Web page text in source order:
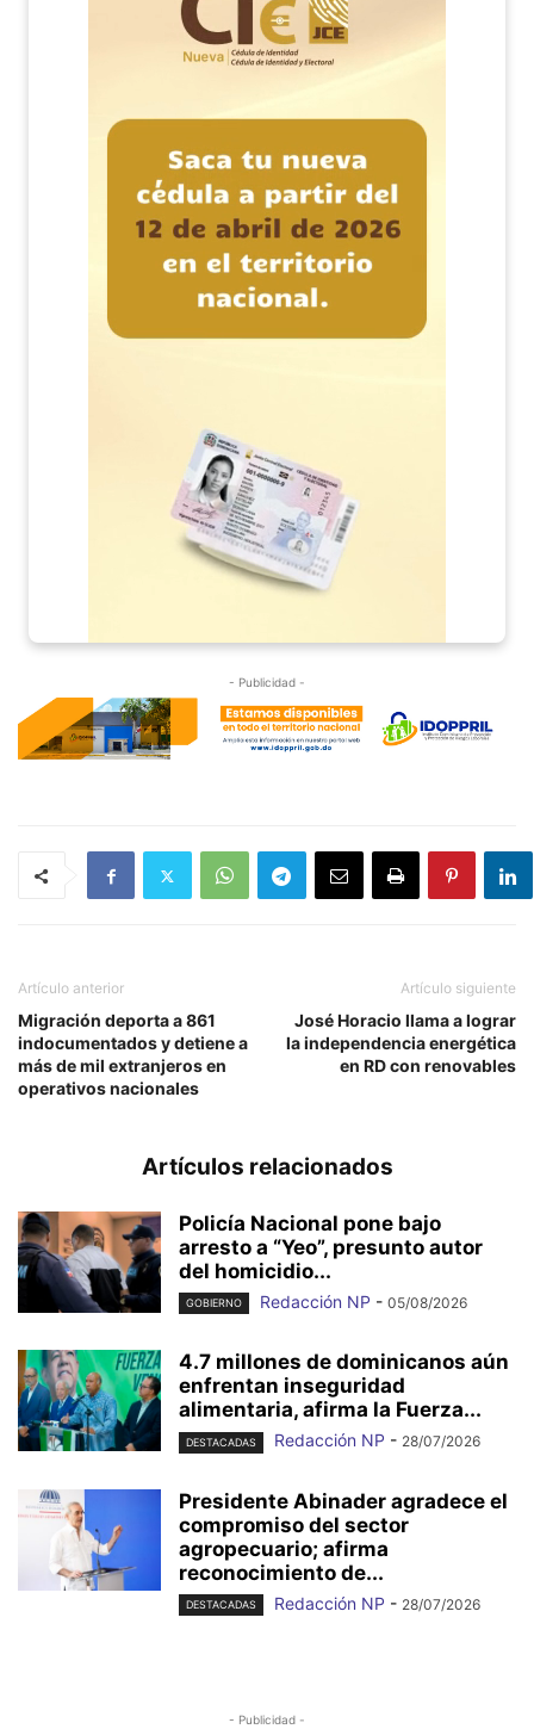
- Publicidad -
Artículo anterior
Migración deporta a 861
indocumentados y detiene a
más de mil extranjeros en
operativos nacionales
Artículo siguiente
José Horacio llama a lograr
la independencia energética
en RD con renovables
Artículos relacionados
Policía Nacional pone bajo
arresto a “Yeo”, presunto autor
del homicidio...
GOBIERNO Redacción NP - 05/08/2026
4.7 millones de dominicanos aún
enfrentan inseguridad
alimentaria, afirma la Fuerza...
DESTACADAS Redacción NP - 28/07/2026
Presidente Abinader agradece el
compromiso del sector
agropecuario; afirma
reconocimiento de...
DESTACADAS Redacción NP - 28/07/2026
- Publicidad -